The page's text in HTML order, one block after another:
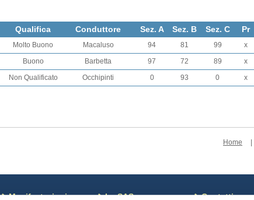
Qualifica Conduttore Sez. A Sez. B Sez. C Pr
Molto Buono Macaluso 94 81 99 x
Buono Barbetta 97 72 89 x
Non Qualificato Occhipinti 0 93 0 x
Home
Manifestazioni La SAS Contatti